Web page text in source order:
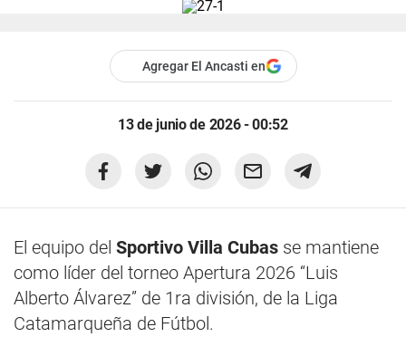
Agregar El Ancasti en
13 de junio de 2026 - 00:52
El equipo del Sportivo Villa Cubas se mantiene
como líder del torneo Apertura 2026 “Luis
Alberto Álvarez” de 1ra división, de la Liga
Catamarqueña de Fútbol.